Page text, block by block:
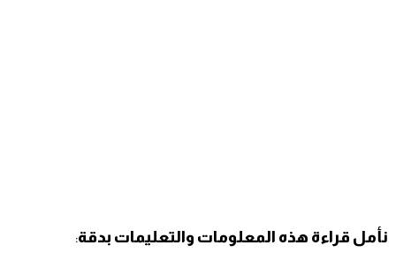
نأمل قراءة هذه المعلومات والتعليمات بدقة: